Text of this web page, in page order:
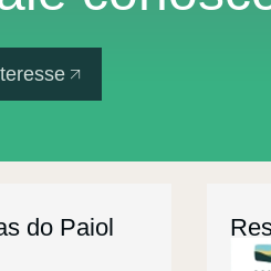
do Paiol